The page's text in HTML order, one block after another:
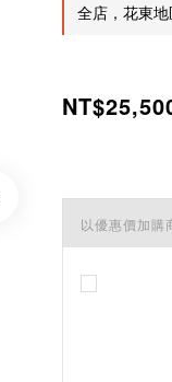
全店，花東
以優惠價加購